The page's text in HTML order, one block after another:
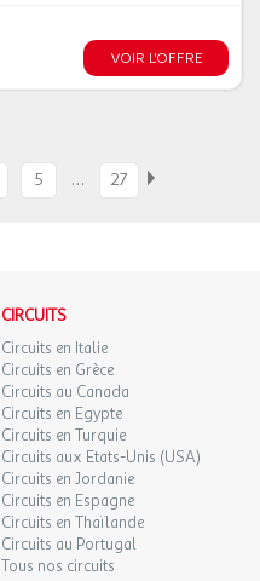
VOIR L'OFFRE
5 … 27
CIRCUITS
Circuits en Italie
Circuits en Grèce
Circuits au Canada
Circuits en Egypte
Circuits en Turquie
Circuits aux Etats-Unis (USA)
Circuits en Jordanie
Circuits en Espagne
Circuits en Thaïlande
Circuits au Portugal
Tous nos circuits